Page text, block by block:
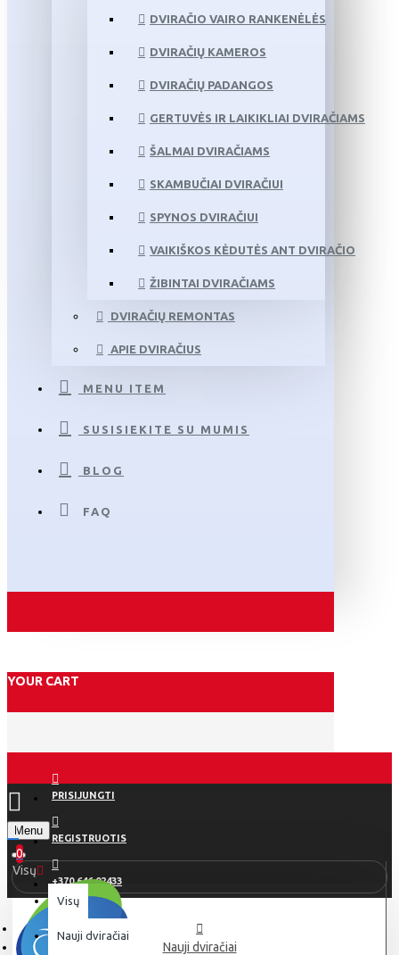
DVIRAČIO VAIRO RANKENĖLĖS
DVIRAČIŲ KAMEROS
DVIRAČIŲ PADANGOS
GERTUVĖS IR LAIKIKLIAI DVIRAČIAMS
ŠALMAI DVIRAČIAMS
SKAMBUČIAI DVIRAČIUI
SPYNOS DVIRAČIUI
VAIKIŠKOS KĖDUTĖS ANT DVIRAČIO
ŽIBINTAI DVIRAČIAMS
DVIRAČIŲ REMONTAS
APIE DVIRAČIUS
MENU ITEM
SUSISIEKITE SU MUMIS
BLOG
FAQ
YOUR CART
PRISIJUNGTI
REGISTRUOTIS
+370 646 02433
Menu
0
Visų
Visų
Nauji dviračiai
Nauji dviračiai